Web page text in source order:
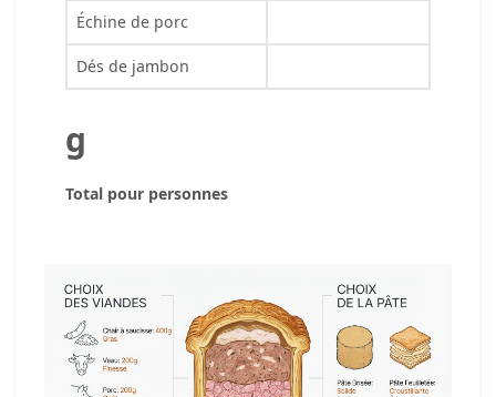
Échine de porc
Dés de jambon
g
Total pour personnes